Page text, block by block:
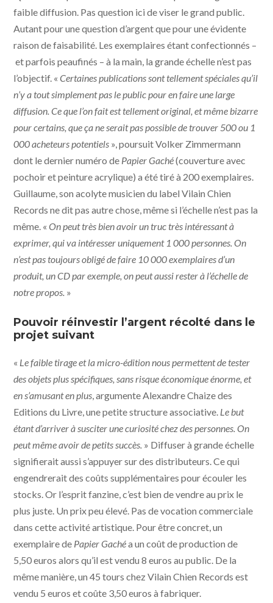
faible diffusion. Pas question ici de viser le grand public.
Autant pour une question d’argent que pour une évidente
raison de faisabilité. Les exemplaires étant confectionnés –
et parfois peaufinés – à la main, la grande échelle n’est pas
l’objectif. « Certaines publications sont tellement spéciales qu’il
n’y a tout simplement pas le public pour en faire une large
diffusion. Ce que l’on fait est tellement original, et même bizarre
pour certains, que ça ne serait pas possible de trouver 500 ou 1
000 acheteurs potentiels », poursuit Volker Zimmermann
dont le dernier numéro de Papier Gaché(couverture avec
pochoir et peinture acrylique) a été tiré à 200 exemplaires.
Guillaume, son acolyte musicien du label Vilain Chien
Records ne dit pas autre chose, même si l’échelle n’est pas la
même. «On peut très bien avoir un truc très intéressant à
exprimer, qui va intéresser uniquement 1 000 personnes. On
n’est pas toujours obligé de faire 10 000 exemplaires d’un
produit, un CD par exemple, on peut aussi rester à l’échelle de
notre propos. »
Pouvoir réinvestir l’argent récolté dans le
projet suivant
« Le faible tirage et la micro-édition nous permettent de tester
des objets plus spécifiques, sans risque économique énorme, et
en s’amusant en plus , argumente Alexandre Chaize des
Editions du Livre, une petite structure associative. Le but
étant d’arriver à susciter une curiosité chez des personnes. On
peut même avoir de petits succès. » Diffuser à grande échelle
signifierait aussi s’appuyer sur des distributeurs. Ce qui
engendrerait des coûts supplémentaires pour écouler les
stocks. Or l’esprit fanzine, c’est bien de vendre au prix le
plus juste. Un prix peu élevé. Pas de vocation commerciale
dans cette activité artistique. Pour être concret, un
exemplaire de Papier Gachéa un coût de production de
5,50 euros alors qu’il est vendu 8 euros au public. De la
même manière, un 45 tours chez Vilain Chien Records est
vendu 5 euros et coûte 3,50 euros à fabriquer.